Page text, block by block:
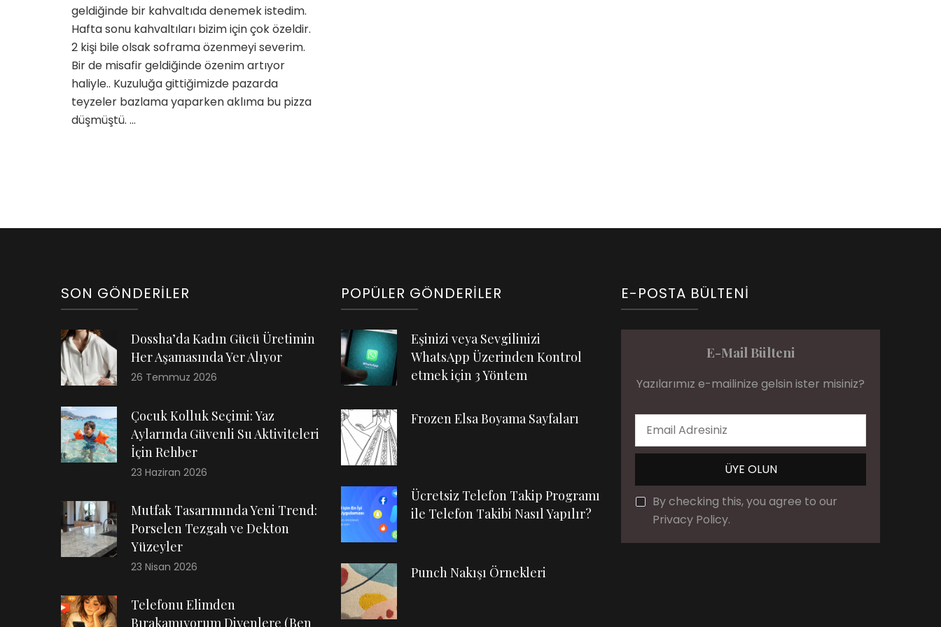
geldiğinde bir kahvaltıda denemek istedim.
Hafta sonu kahvaltıları bizim için çok özeldir.
2 kişi bile olsak soframa özenmeyi severim.
Bir de misafir geldiğinde özenim artıyor
haliyle.. Kuzuluğa gittiğimizde pazarda
teyzeler bazlama yaparken aklıma bu pizza
düşmüştü. …
SON GÖNDERILER
Dossha’da Kadın Gücü Üretimin
Her Aşamasında Yer Alıyor
26 Temmuz 2026
Çocuk Kolluk Seçimi: Yaz
Aylarında Güvenli Su Aktiviteleri
İçin Rehber
23 Haziran 2026
Mutfak Tasarımında Yeni Trend:
Porselen Tezgah ve Dekton
Yüzeyler
23 Nisan 2026
Telefonu Elimden
Bırakamıyorum Diyenlere (Ben
POPÜLER GÖNDERILER
Eşinizi veya Sevgilinizi
WhatsApp Üzerinden Kontrol
etmek için 3 Yöntem
Frozen Elsa Boyama Sayfaları
Ücretsiz Telefon Takip Programı
ile Telefon Takibi Nasıl Yapılır?
Punch Nakışı Örnekleri
E-POSTA BÜLTENI
E-Mail Bülteni
Yazılarımız e-mailinize gelsin ister misiniz?
By checking this, you agree to our
Privacy Policy.